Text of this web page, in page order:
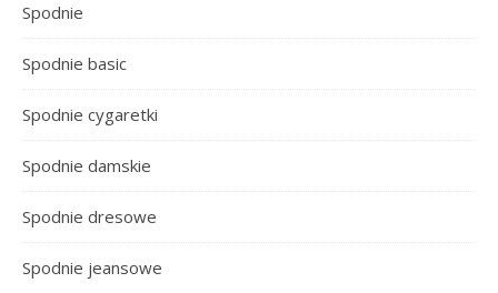
Spodnie
Spodnie basic
Spodnie cygaretki
Spodnie damskie
Spodnie dresowe
Spodnie jeansowe